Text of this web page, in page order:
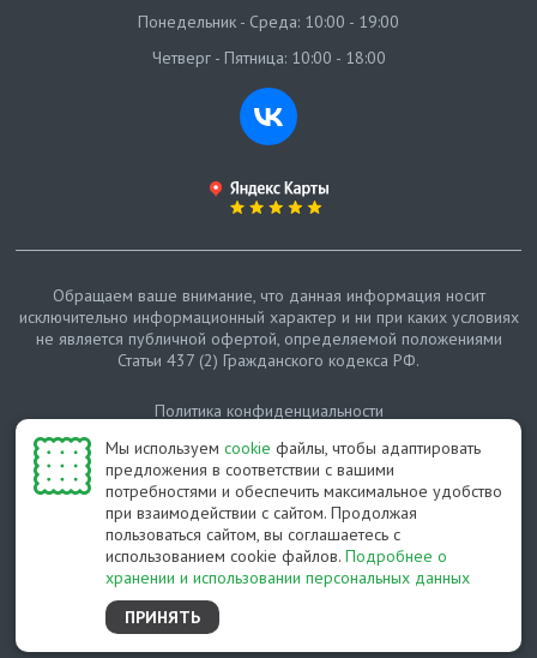
Мы используем cookie файлы, чтобы адаптировать
предложения в соответствии с вашими
потребностями и обеспечить максимальное удобство
при взаимодействии с сайтом. Продолжая
пользоваться сайтом, вы соглашаетесь с
использованием cookie файлов. Подробнее о
хранении и использовании персональных данных
ПРИНЯТЬ
Понедельник - Среда: 10:00 - 19:00
Четверг - Пятница: 10:00 - 18:00
© Протепло-СПб, 2011-2026
Обращаем ваше внимание, что данная информация носит
исключительно информационный характер и ни при каких условиях
не является публичной офертой, определяемой положениями
Статьи 437 (2) Гражданского кодекса РФ.
Политика конфиденциальности
Карта сайта
Разработано студией Feel Good St